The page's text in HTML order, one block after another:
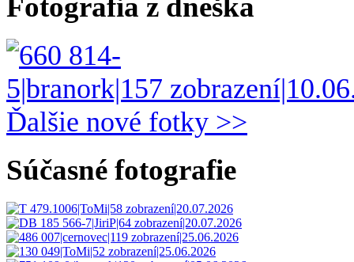
Fotografia z dneška
Ďalšie nové fotky >>
Súčasné fotografie